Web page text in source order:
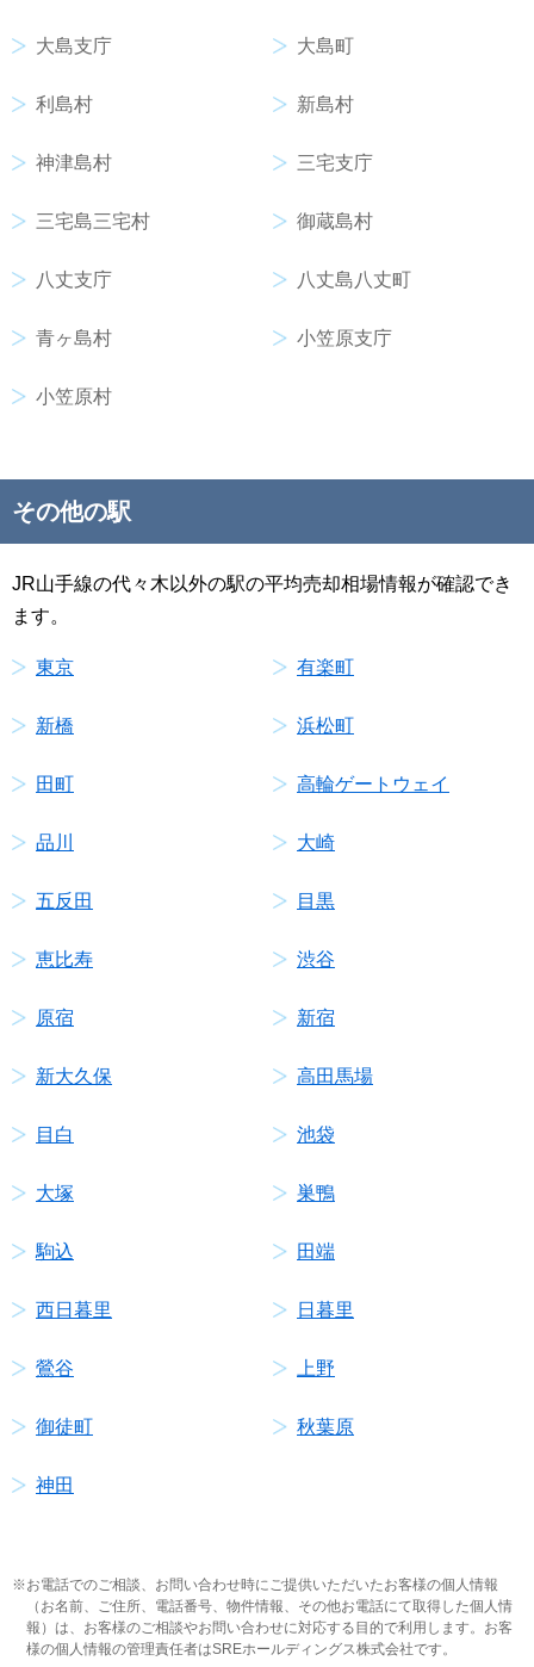
大島支庁 大島町
利島村 新島村
神津島村 三宅支庁
三宅島三宅村 御蔵島村
八丈支庁 八丈島八丈町
青ヶ島村 小笠原支庁
小笠原村
その他の駅
JR山手線の代々木以外の駅の平均売却相場情報が確認でき
ます。
東京 有楽町
新橋 浜松町
田町 高輪ゲートウェイ
品川 大崎
五反田 目黒
恵比寿 渋谷
原宿 新宿
新大久保 高田馬場
目白 池袋
大塚 巣鴨
駒込 田端
西日暮里 日暮里
鶯谷 上野
御徒町 秋葉原
神田
お電話でのご相談、お問い合わせ時にご提供いただいたお客様の個人情報
（お名前、ご住所、電話番号、物件情報、その他お電話にて取得した個人情
報）は、お客様のご相談やお問い合わせに対応する目的で利用します。お客
様の個人情報の管理責任者はSREホールディングス株式会社です。